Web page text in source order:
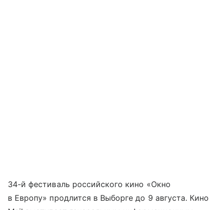
34-й фестиваль российского кино «Окно
в Европу» продлится в Выборге до 9 августа. Кино